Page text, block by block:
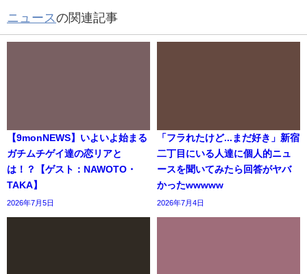
ニュースの関連記事
【9monNEWS】いよいよ始まる
ガチムチゲイ達の恋リアと
は！？【ゲスト：NAWOTO・
TAKA】
2026年7月5日
「フラれたけど...まだ好き」新宿
二丁目にいる人達に個人的ニュ
ースを聞いてみたら回答がヤバ
かったwwwww
2026年7月4日